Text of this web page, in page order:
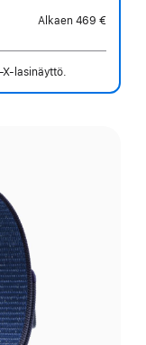
Alkaen 469 €
X-lasinäyttö.